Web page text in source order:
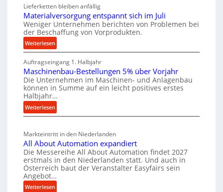
t
z
t
i
l
e
n
n
i
g
e
W
z
e
b
u
p
r
o
u
t
s
h
e
W
s
h
a
f
t
Lieferketten bleiben anfällig
Materialversorgung entspannt sich im Juli
Weniger Unternehmen berichten von Problemen bei
der Beschaffung von Vorprodukten.
Weiterlesen:
M
a
t
e
r
i
a
l
e
r
s
o
Auftragseingang 1. Halbjahr
Maschinenbau-Bestellungen 5% über Vorjahr
Die Unternehmen im Maschinen- und Anlagenbau
können in Summe auf ein leicht positives erstes
Halbjahr…
Weiterlesen:
M
s
c
h
i
n
e
Markteintritt in den Niederlanden
All About Automation expandiert
Die Messereihe All About Automation findet 2027
erstmals in den Niederlanden statt. Und auch in
Österreich baut der Veranstalter Easyfairs sein
Angebot…
Weiterlesen: